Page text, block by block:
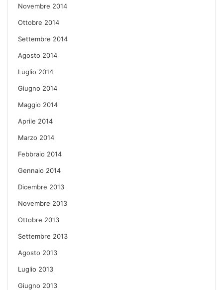
Novembre 2014
Ottobre 2014
Settembre 2014
Agosto 2014
Luglio 2014
Giugno 2014
Maggio 2014
Aprile 2014
Marzo 2014
Febbraio 2014
Gennaio 2014
Dicembre 2013
Novembre 2013
Ottobre 2013
Settembre 2013
Agosto 2013
Luglio 2013
Giugno 2013